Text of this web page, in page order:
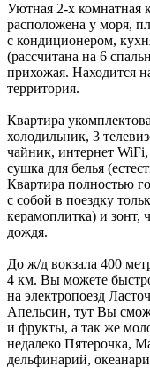
Уютная 2-х комнатная
расположена у моря,
с кондиционером,
(рассчитана на 6
прихожая. Находится
территория.
Квартира
холодильник, 3
чайник, интернет WiFi,
сушка для белья
Квартира полностью
с собой в поездку
керамоплитка) и зонт,
дождя.
До ж/д вокзала 400
4 км. Вы можете
на электропоезд
Апельсин, тут Вы
и фрукты, а так же
недалеко Пятерочка,
дельфинарий,